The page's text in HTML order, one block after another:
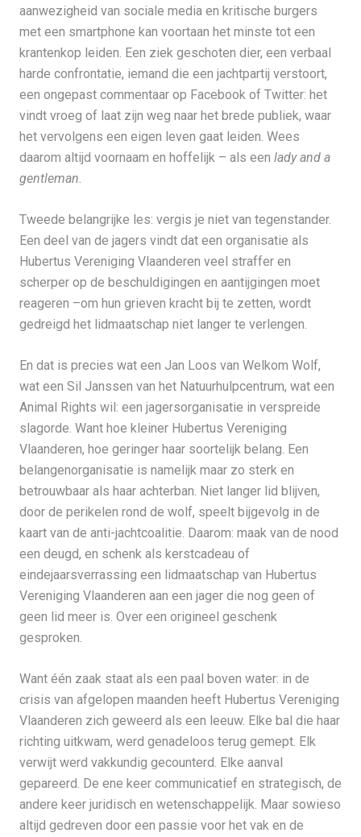
aanwezigheid van sociale media en kritische burgers
met een smartphone kan voortaan het minste tot een
krantenkop leiden. Een ziek geschoten dier, een verbaal
harde confrontatie, iemand die een jachtpartij verstoort,
een ongepast commentaar op Facebook of Twitter: het
vindt vroeg of laat zijn weg naar het brede publiek, waar
het vervolgens een eigen leven gaat leiden. Wees
daarom altijd voornaam en hoffelijk – als een lady and a
gentleman
Tweede belangrijke les: vergis je niet van tegenstander.
Een deel van de jagers vindt dat een organisatie als
Hubertus Vereniging Vlaanderen veel straffer en
scherper op de beschuldigingen en aantijgingen moet
reageren –om hun grieven kracht bij te zetten, wordt
gedreigd het lidmaatschap niet langer te verlengen.
En dat is precies wat een Jan Loos van Welkom Wolf,
wat een Sil Janssen van het Natuurhulpcentrum, wat een
Animal Rights wil: een jagersorganisatie in verspreide
slagorde. Want hoe kleiner Hubertus Vereniging
Vlaanderen, hoe geringer haar soortelijk belang. Een
belangenorganisatie is namelijk maar zo sterk en
betrouwbaar als haar achterban. Niet langer lid blijven,
door de perikelen rond de wolf, speelt bijgevolg in de
kaart van de anti-jachtcoalitie. Daarom: maak van de nood
een deugd, en schenk als kerstcadeau of
eindejaarsverrassing een lidmaatschap van Hubertus
Vereniging Vlaanderen aan een jager die nog geen of
geen lid meer is. Over een origineel geschenk
gesproken.
Want één zaak staat als een paal boven water: in de
crisis van afgelopen maanden heeft Hubertus Vereniging
Vlaanderen zich geweerd als een leeuw. Elke bal die haar
richting uitkwam, werd genadeloos terug gemept. Elk
verwijt werd vakkundig gecounterd. Elke aanval
gepareerd. De ene keer communicatief en strategisch, de
andere keer juridisch en wetenschappelijk. Maar sowieso
altijd gedreven door een passie voor het vak en de